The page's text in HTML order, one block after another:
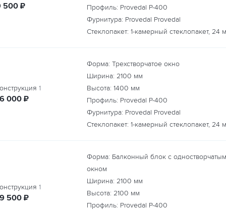
500 руб.
₽
Профиль: Provedal P-400
Фурнитура: Provedal Provedal
Стеклопакет: 1-камерный стеклопакет, 24
1
000 руб.
₽
Форма: Трехстворчатое окно
Ширина: 2100 мм
Высота: 1400 мм
Профиль: Provedal P-400
Фурнитура: Provedal Provedal
Стеклопакет: 1-камерный стеклопакет, 24
1
500 руб.
₽
Форма: Балконный блок с одностворчатым
окном
Ширина: 2100 мм
Высота: 2100 мм
Профиль: Provedal P-400